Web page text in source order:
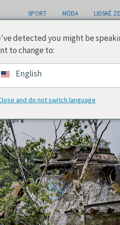
SPORT MÓDA LIDSKÉ
detected you might be
to change to:
English
and do not switch language